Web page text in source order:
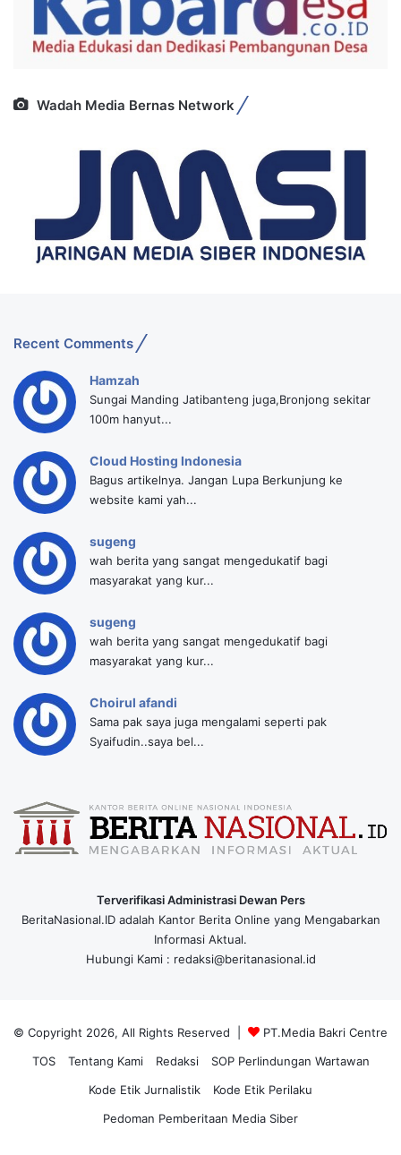
Wadah Media Bernas Network
Recent Comments
Hamzah
Sungai Manding Jatibanteng juga,Bronjong sekitar
100m hanyut...
Cloud Hosting Indonesia
Bagus artikelnya. Jangan Lupa Berkunjung ke
website kami yah...
sugeng
wah berita yang sangat mengedukatif bagi
masyarakat yang kur...
sugeng
wah berita yang sangat mengedukatif bagi
masyarakat yang kur...
Choirul afandi
Sama pak saya juga mengalami seperti pak
Syaifudin..saya bel...
Terverifikasi Administrasi Dewan Pers
BeritaNasional.ID adalah Kantor Berita Online yang Mengabarkan
Informasi Aktual.
Hubungi Kami : redaksi@beritanasional.id
© Copyright 2026, All Rights Reserved |
PT.Media Bakri Centre
TOS
Tentang Kami Redaksi
SOP Perlindungan Wartawan
Kode Etik Jurnalistik
Kode Etik Perilaku
Pedoman Pemberitaan Media Siber